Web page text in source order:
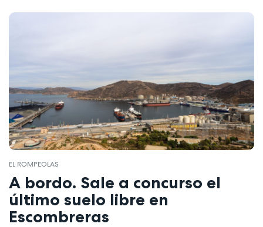
EL ROMPEOLAS
A bordo. Sale a concurso el
último suelo libre en
Escombreras